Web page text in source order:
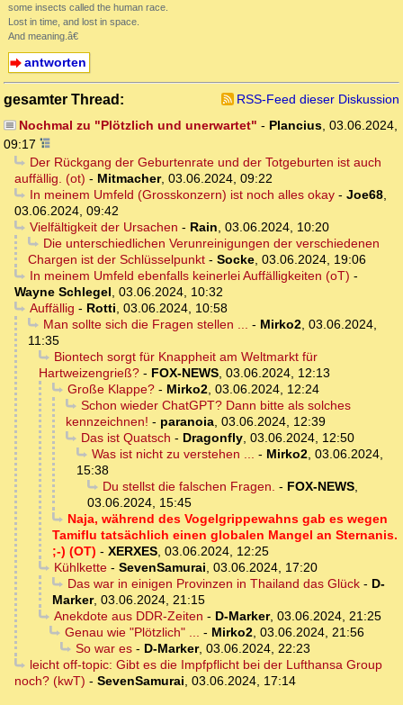
some insects called the human race.
Lost in time, and lost in space.
And meaning.â€
antworten
gesamter Thread:
RSS-Feed dieser Diskussion
Nochmal zu "Plötzlich und unerwartet" - Plancius, 03.06.2024,
09:17
Der Rückgang der Geburtenrate und der Totgeburten ist auch
auffällig. (ot) - Mitmacher, 03.06.2024, 09:22
In meinem Umfeld (Grosskonzern) ist noch alles okay- Joe68,
03.06.2024, 09:42
Vielfältigkeit der Ursachen - Rain, 03.06.2024, 10:20
Die unterschiedlichen Verunreinigungen der verschiedenen
Chargen ist der Schlüsselpunkt - Socke, 03.06.2024, 19:06
In meinem Umfeld ebenfalls keinerlei Auffälligkeiten (oT) -
Wayne Schlegel, 03.06.2024, 10:32
Auffällig - Rotti, 03.06.2024, 10:58
Man sollte sich die Fragen stellen ... - Mirko2, 03.06.2024,
11:35
Biontech sorgt für Knappheit am Weltmarkt für
Hartweizengrieß? - FOX-NEWS, 03.06.2024, 12:13
Große Klappe?- Mirko2, 03.06.2024, 12:24
Schon wieder ChatGPT? Dann bitte als solches
kennzeichnen! - paranoia, 03.06.2024, 12:39
Das ist Quatsch - Dragonfly, 03.06.2024, 12:50
Was ist nicht zu verstehen ... - Mirko2, 03.06.2024,
15:38
Du stellst die falschen Fragen. - FOX-NEWS,
03.06.2024, 15:45
Naja, während des Vogelgrippewahns gab es wegen
Tamiflu tatsächlich einen globalen Mangel an Sternanis.
;-) (OT) - XERXES, 03.06.2024, 12:25
Kühlkette- SevenSamurai, 03.06.2024, 17:20
Das war in einigen Provinzen in Thailand das Glück- D-
Marker, 03.06.2024, 21:15
Anekdote aus DDR-Zeiten - D-Marker, 03.06.2024, 21:25
Genau wie "Plötzlich" ... - Mirko2, 03.06.2024, 21:56
So war es- D-Marker, 03.06.2024, 22:23
leicht off-topic: Gibt es die Impfpflicht bei der Lufthansa Group
noch? (kwT) - SevenSamurai, 03.06.2024, 17:14